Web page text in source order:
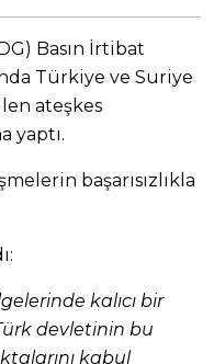
Basın İrtibat
Türkiye ve Suriye
ateşkes
yaptı.
başarısızlıkla
kalıcı bir
devletinin bu
kabul